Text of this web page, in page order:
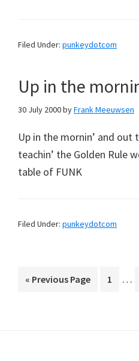
Filed Under: punkeydotcom
Up in the
30 July 2000byFrank Meeuwsen
Up in the mornin’ and out
teachin’ the Golden Rule
table of FUNK
Filed Under: punkeydotcom
« Go
Previous Page Page
1 …